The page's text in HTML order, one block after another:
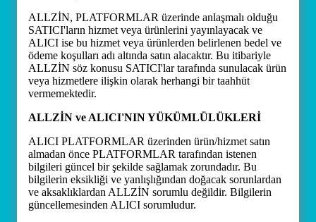
ALLZİN, PLATFORMLAR üzerinde anlaşmalı olduğu
SATICI'ların hizmet veya ürünlerini yayınlayacak ve
ALICI ise bu hizmet veya ürünlerden belirlenen bedel ve
ödeme koşulları adı altında satın alacaktır. Bu itibariyle
ALLZİN söz konusu SATICI'lar tarafında sunulacak ürün
veya hizmetlere ilişkin olarak herhangi bir taahhüt
vermemektedir.
ALLZİN ve ALICI'NIN YÜKÜMLÜLÜKLERİ
ALICI PLATFORMLAR üzerinden ürün/hizmet satın
almadan önce PLATFORMLAR tarafından istenen
bilgileri güncel bir şekilde sağlamak zorundadır. Bu
bilgilerin eksikliği ve yanlışlığından doğacak sorunlardan
ve aksaklıklardan ALLZİN sorumlu değildir. Bilgilerin
güncellemesinden ALICI sorumludur.